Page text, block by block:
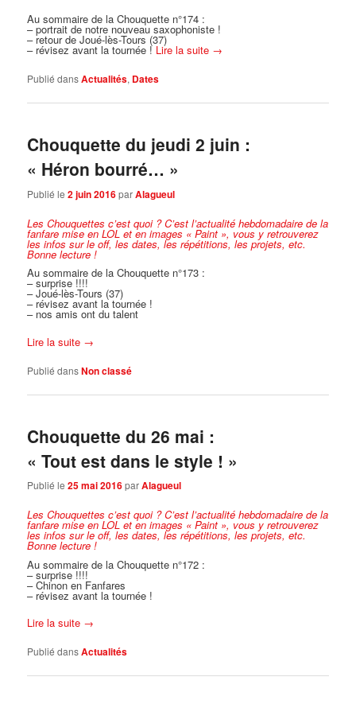
Au sommaire de la Chouquette n°174 :
– portrait de notre nouveau saxophoniste !
– retour de Joué-lès-Tours (37)
– révisez avant la tournée ! Lire la suite →
Publié dansActualités, Dates
Chouquette du jeudi 2 juin :
« Héron bourré… »
Publié le2 juin 2016parAlagueul
Les Chouquettes c’est quoi ? C’est l’actualité hebdomadaire de la
fanfare mise en LOL et en images « Paint », vous y retrouverez
les infos sur le off, les dates, les répétitions, les projets, etc.
Bonne lecture !
Au sommaire de la Chouquette n°173 :
– surprise !!!!
– Joué-lès-Tours (37)
– révisez avant la tournée !
– nos amis ont du talent
Lire la suite →
Publié dansNon classé
Chouquette du 26 mai :
« Tout est dans le style ! »
Publié le25 mai 2016parAlagueul
Les Chouquettes c’est quoi ? C’est l’actualité hebdomadaire de la
fanfare mise en LOL et en images « Paint », vous y retrouverez
les infos sur le off, les dates, les répétitions, les projets, etc.
Bonne lecture !
Au sommaire de la Chouquette n°172 :
– surprise !!!!
– Chinon en Fanfares
– révisez avant la tournée !
Lire la suite →
Publié dansActualités